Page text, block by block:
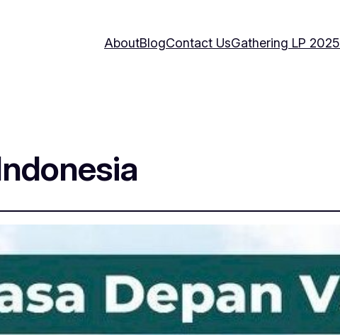
AboutBlogContact UsGathering LP 2025